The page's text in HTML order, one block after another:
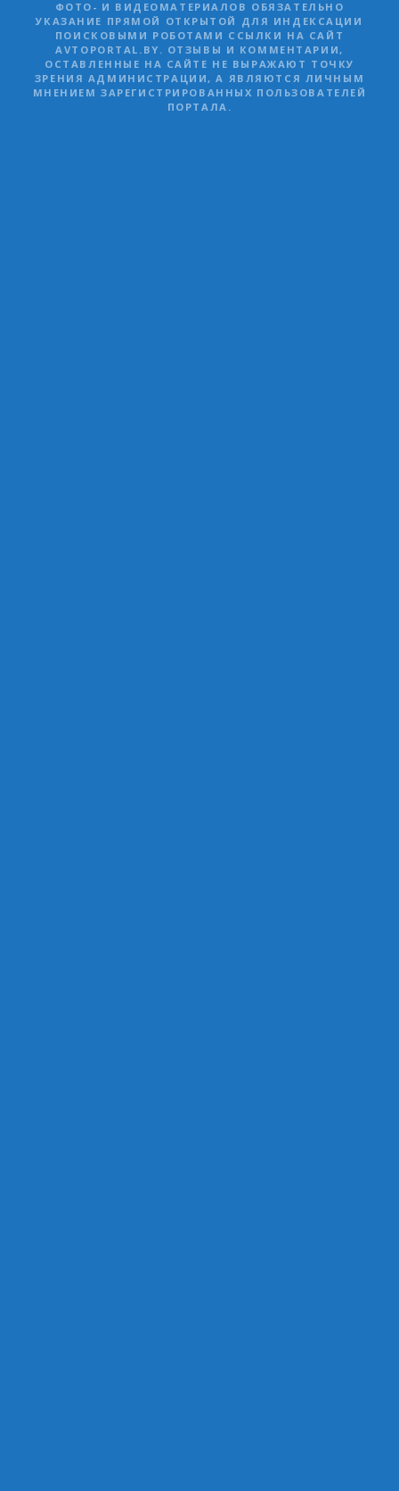
ФОТО- И ВИДЕОМАТЕРИАЛОВ ОБЯЗАТЕЛЬНО
УКАЗАНИЕ ПРЯМОЙ ОТКРЫТОЙ ДЛЯ ИНДЕКСАЦИИ
ПОИСКОВЫМИ РОБОТАМИ ССЫЛКИ НА САЙТ
AVTOPORTAL.BY. ОТЗЫВЫ И КОММЕНТАРИИ,
ОСТАВЛЕННЫЕ НА САЙТЕ НЕ ВЫРАЖАЮТ ТОЧКУ
ЗРЕНИЯ АДМИНИСТРАЦИИ, А ЯВЛЯЮТСЯ ЛИЧНЫМ
МНЕНИЕМ ЗАРЕГИСТРИРОВАННЫХ ПОЛЬЗОВАТЕЛЕЙ
ПОРТАЛА.